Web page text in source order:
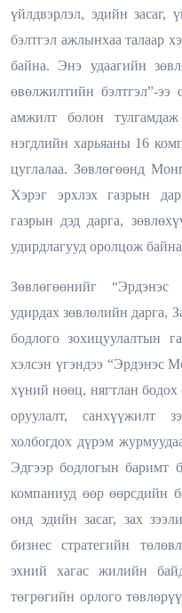
үйлдвэрлэл, эдийн засаг,
бэлтгэл ажлынхаа талаар
байна. Энэ удаагийн
өвөлжилтийн бэлтгэл”-
амжилт болон тулгамдаж
нэгдлийн харьяаны 16
цуглалаа. Зөвлөгөөнд
Хэрэг эрхлэх газрын
газрын дэд дарга,
удирдлагууд оролцож
Зөвлөгөөнийг
удирдах зөвлөлийн
бодлого зохицуулалтын
хэлсэн үгэндээ “Эрдэнэс
хүний нөөц, нягтлан бодох
оруулалт, санхүүжилт
холбогдох дүрэм
Эдгээр бодлогын баримт
компаниуд өөр өөрсдийн
онд эдийн засаг, зах
бизнес стратегийн
эхний хагас жилийн
төгрөгийн орлого